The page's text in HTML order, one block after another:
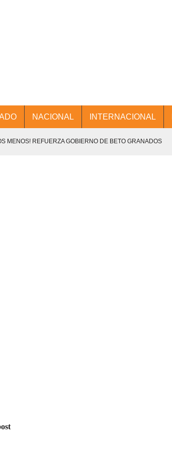
NACIONAL INTERNACIONAL
MENOS! REFUERZA GOBIERNO DE BETO GRANADOS
BETO GRANADOS MESA DE TRABAJO CON PRESIDENTES
DE LAS PLAYAS DEL GOLFO DE MÉXICO.